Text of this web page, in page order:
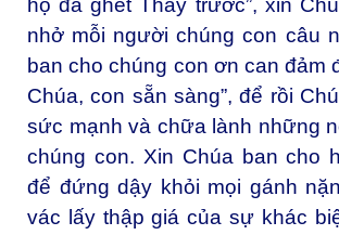
họ đã ghét Thầy trước”, xin
nhở mỗi người chúng con câu
ban cho chúng con ơn can đảm
Chúa, con sẵn sàng”, để rồi
sức mạnh và chữa lành những
chúng con. Xin Chúa ban cho
để đứng dậy khỏi mọi gánh
vác lấy thập giá của sự khác